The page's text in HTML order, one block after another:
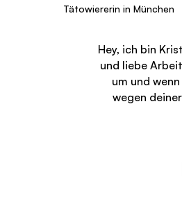
Tätowiererin in München
Hey, ich bin
und liebe
um und
wegen